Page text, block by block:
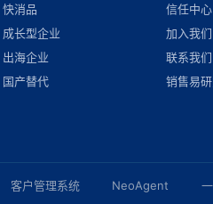
快消品
成长型企业
出海企业
国产替代
信任中心
加入我们
联系我们
销售易
客户管理系统
NeoAgent